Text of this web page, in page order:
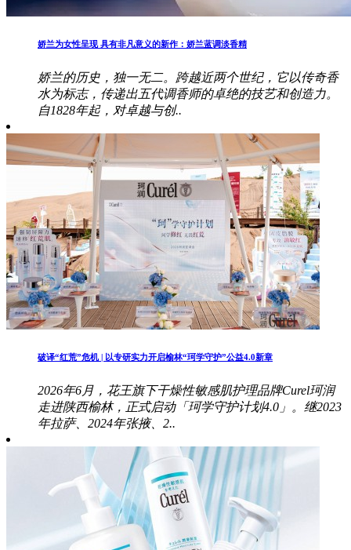
娇兰为女性呈现 具有非凡意义的新作：娇兰蓝调淡香精
娇兰的历史，独一无二。跨越近两个世纪，它以传奇香
水为标志，传递出五代调香师的卓绝的技艺和创造力。
自1828年起，对卓越与创..
破译“红荒”危机 | 以专研实力开启榆林“珂学守护”公益4.0新章
2026年6月，花王旗下干燥性敏感肌护理品牌Curel珂润
走进陕西榆林，正式启动「珂学守护计划4.0」。继2023
年拉萨、2024年张掖、2..